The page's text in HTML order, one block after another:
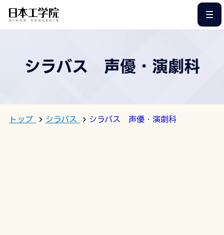
シラバス 声優・演劇科
トップ シラバス シラバス 声優・演劇科